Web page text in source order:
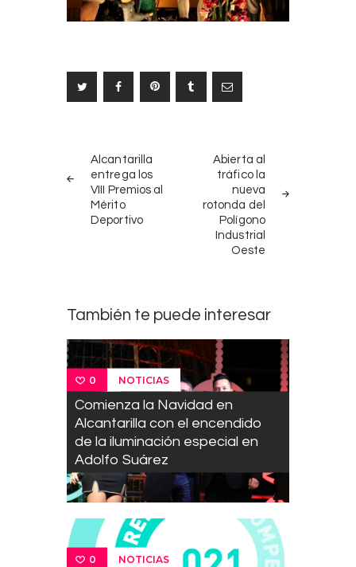
de
entradas
ANTERIORES
Alcantarilla
entrega los
VIII Premios al
Mérito
Deportivo
Abierta al
tráfico la
nueva
rotonda del
Polígono
Industrial
Oeste
También te puede interesar
0 NOTICIAS
Comienza la Navidad en
Alcantarilla con el encendido
de la iluminación especial en
Adolfo Suárez
0 NOTICIAS